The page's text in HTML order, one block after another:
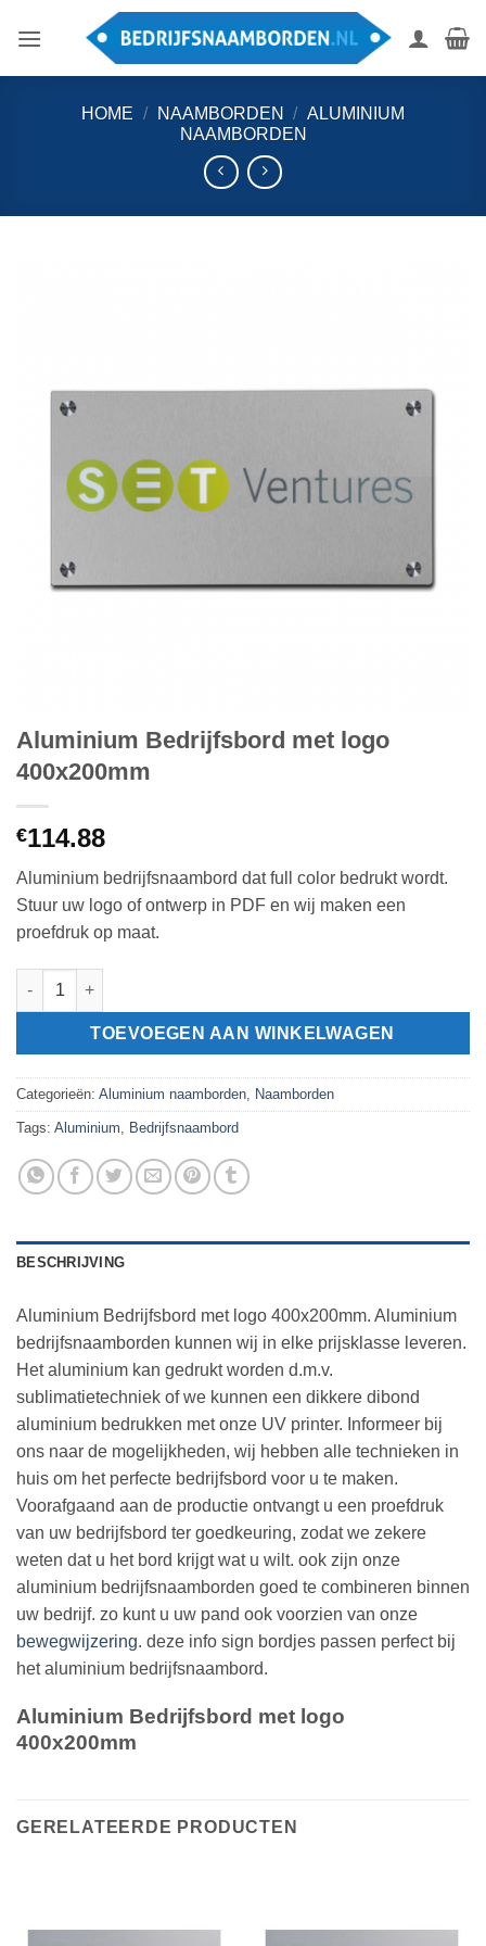
naar
HOME / NAAMBORDEN / ALUMINIUM
NAAMBORDEN
Aluminium Bedrijfsbord met logo
400x200mm
€114.88
Aluminium bedrijfsnaambord dat full color bedrukt wordt.
Stuur uw logo of ontwerp in PDF en wij maken een
proefdruk op maat.
Aluminium Bedrijfsbord met logo 400x200mm aantal
TOEVOEGEN AAN WINKELWAGEN
Categorieën: Aluminium naamborden Naamborden
Tags: Aluminium Bedrijfsnaambord
BESCHRIJVING
Aluminium Bedrijfsbord met logo 400x200mm. Aluminium
bedrijfsnaamborden kunnen wij in elke prijsklasse leveren.
Het aluminium kan gedrukt worden d.m.v.
sublimatietechniek of we kunnen een dikkere dibond
aluminium bedrukken met onze UV printer. Informeer bij
ons naar de mogelijkheden, wij hebben alle technieken in
huis om het perfecte bedrijfsbord voor u te maken.
Voorafgaand aan de productie ontvangt u een proefdruk
van uw bedrijfsbord ter goedkeuring, zodat we zekere
weten dat u het bord krijgt wat u wilt. ook zijn onze
aluminium bedrijfsnaamborden goed te combineren binnen
uw bedrijf. zo kunt u uw pand ook voorzien van onze
bewegwijzering. deze info sign bordjes passen perfect bij
het aluminium bedrijfsnaambord.
Aluminium Bedrijfsbord met logo
400x200mm
GERELATEERDE PRODUCTEN